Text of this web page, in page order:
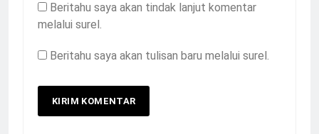
Beritahu saya akan tindak lanjut komentar
melalui surel.
Beritahu saya akan tulisan baru melalui surel.